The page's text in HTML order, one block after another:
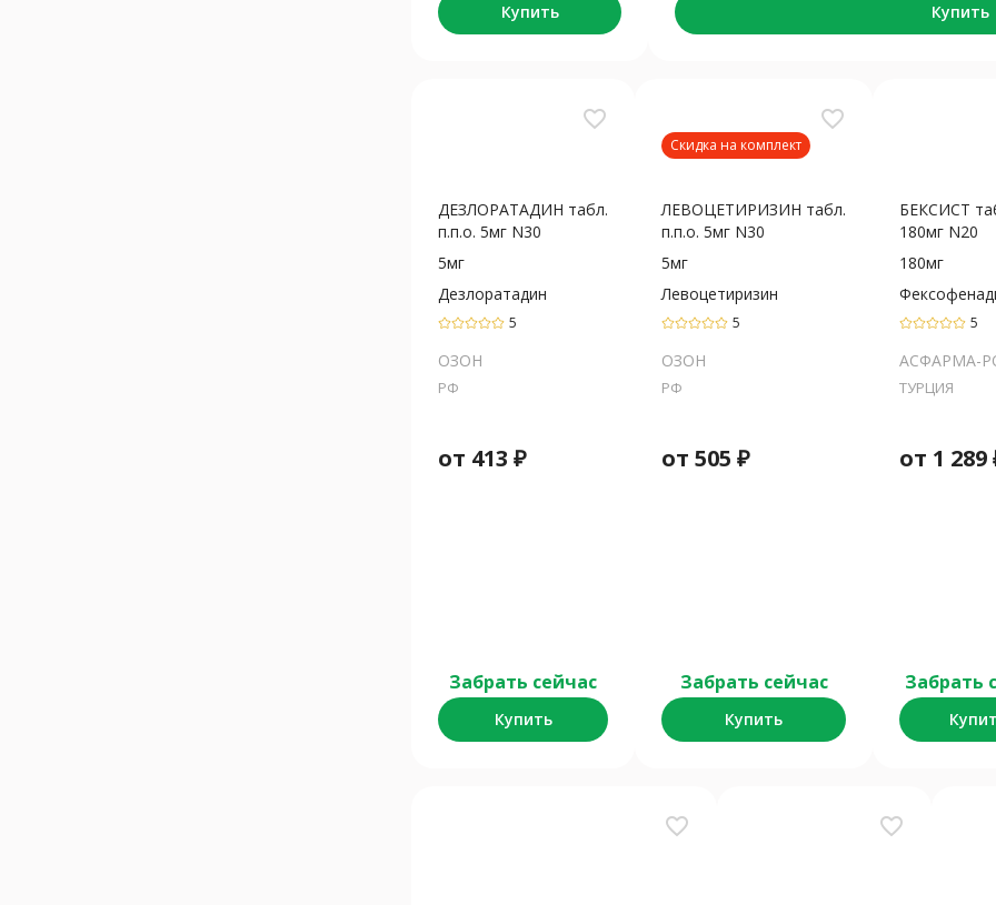
Купить Купить
favorite_border
ДЕЗЛОРАТАДИН табл.
п.п.о. 5мг N30
5мг
Дезлоратадин
5
ОЗОН
РФ
от 413 ₽
Забрать сейчас
Купить
favorite_border
Скидка на комплект
ЛЕВОЦЕТИРИЗИН табл.
п.п.о. 5мг N30
5мг
Левоцетиризин
5
ОЗОН
РФ
от 505 ₽
Забрать сейчас
Купить
БЕКСИСТ
180мг N20
180мг
5
АСФАРМА-
ТУРЦИЯ
от 1 289
Забрать
favorite_border favorite_border